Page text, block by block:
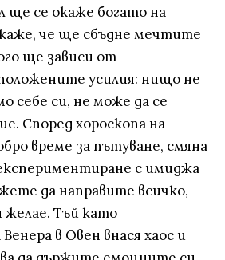
ще се окаже богато на
че ще сбъдне мечтите
ще зависи от
усилия: нищо не
себе си, не може да се
Според хороскопа на
време за пътуване, смяна
с имиджа
да направите всичко,
Тъй като
в Овен внася хаос и